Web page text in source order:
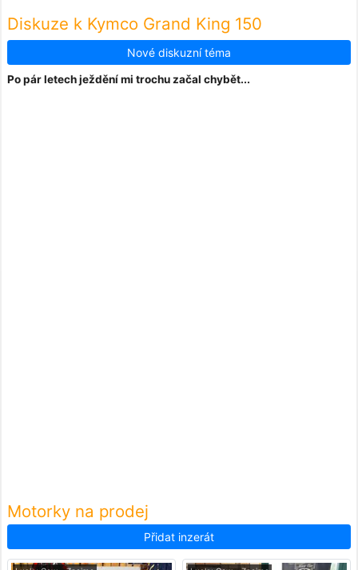
Diskuze k Kymco Grand King 150
Nové diskuzní téma
Po pár letech ježdění mi trochu začal chybět...
Motorky na prodej
Přidat inzerát